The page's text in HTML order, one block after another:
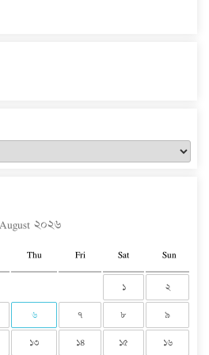
August ২০২৬
Thu Fri Sat Sun
১ ২
৬ ৭ ৮ ৯
১৩ ১৪ ১৫ ১৬